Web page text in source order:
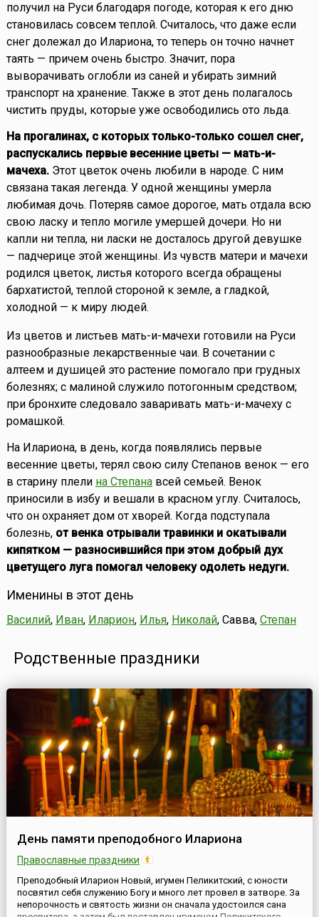
получил на Руси благодаря погоде, которая к его дню
становилась совсем теплой. Считалось, что даже если
снег долежал до Илариона, то теперь он точно начнет
таять — причем очень быстро. Значит, пора
выворачивать оглобли из саней и убирать зимний
транспорт на хранение. Также в этот день полагалось
чистить пруды, которые уже освободились ото льда.
На прогалинах, с которых только-только сошел снег,
распускались первые весенние цветы — мать-и-
мачеха.Этот цветок очень любили в народе. С ним
связана такая легенда. У одной женщины умерла
любимая дочь. Потеряв самое дорогое, мать отдала всю
свою ласку и тепло могиле умершей дочери. Но ни
капли ни тепла, ни ласки не досталось другой девушке
— падчерице этой женщины. Из чувств матери и мачехи
родился цветок, листья которого всегда обращены
бархатистой, теплой стороной к земле, а гладкой,
холодной — к миру людей.
Из цветов и листьев мать-и-мачехи готовили на Руси
разнообразные лекарственные чаи. В сочетании с
алтеем и душицей это растение помогало при грудных
болезнях; с малиной служило потогонным средством;
при бронхите следовало заваривать мать-и-мачеху с
ромашкой.
На Илариона, в день, когда появлялись первые
весенние цветы, терял свою силу Степанов венок — его
в старину плели на Степанавсей семьей. Венок
приносили в избу и вешали в красном углу. Считалось,
что он охраняет дом от хворей. Когда подступала
болезнь, от венка отрывали травинки и окатывали
кипятком — разносившийся при этом добрый дух
цветущего луга помогал человеку одолеть недуги.
Именины в этот день
Василий, Иван, Иларион, Илья, Николай, Савва, Степан
Родственные праздники
День памяти преподобного Илариона
Православные праздники
Преподобный Иларион Новый, игумен Пеликитский, с юности
посвятил себя служению Богу и много лет провел в затворе. За
непорочность и святость жизни он сначала удостоился сана